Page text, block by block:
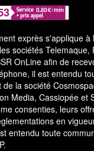
exprès s'applique à
sociétés Telemaque,
OnLine afin de
il est entendu
la société
Media, Cassiopée et
consenties, leurs
en
entendu toute